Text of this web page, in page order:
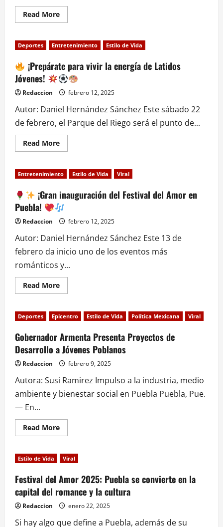
Read MoreRead
more
turismo
cultural
recorrido
gratuito
al
Museo
Hidromineral
Peñafiel
Deportes Entretenimiento Estilo de Vida
¡Prepárate para vivir la energía de Latidos
Jóvenes!
Redaccion febrero 12, 2025
Autor: Daniel Hernández Sánchez Este sábado 22
de febrero, el Parque del Riego será el punto de...
Read MoreRead
more
¡Prepárate
para
la
energía
de
Latidos
Jóvenes!
Entretenimiento Estilo de Vida Viral
¡Gran inauguración del Festival del Amor en
Puebla!
Redaccion febrero 12, 2025
Autor: Daniel Hernández Sánchez Este 13 de
febrero da inicio uno de los eventos más
románticos y...
Read MoreRead
more
¡Gran
del
Festival
del
Amor
en
Puebla!
Deportes Epicentro Estilo de Vida Política Mexicana Viral
Gobernador Armenta Presenta Proyectos de
Desarrollo a Jóvenes Poblanos
Redaccion febrero 9, 2025
Autora: Susi Ramirez Impulso a la industria, medio
ambiente y bienestar social en Puebla Puebla, Pue.
— En...
Read MoreRead
more
Armenta
Presenta
de
Desarrollo
a
Jóvenes
Poblanos
Estilo de Vida Viral
Festival del Amor 2025: Puebla se convierte en la
capital del romance y la cultura
Redaccion enero 22, 2025
Si hay algo que define a Puebla, además de su